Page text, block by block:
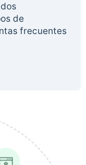
de
frecuentes